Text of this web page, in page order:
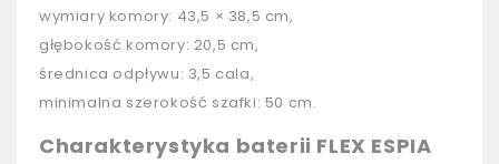
wymiary komory: 43,5 × 38,5 cm,
głębokość komory: 20,5 cm,
średnica odpływu: 3,5 cala,
minimalna szerokość szafki: 50 cm.
Charakterystyka baterii FLEX ESPIA